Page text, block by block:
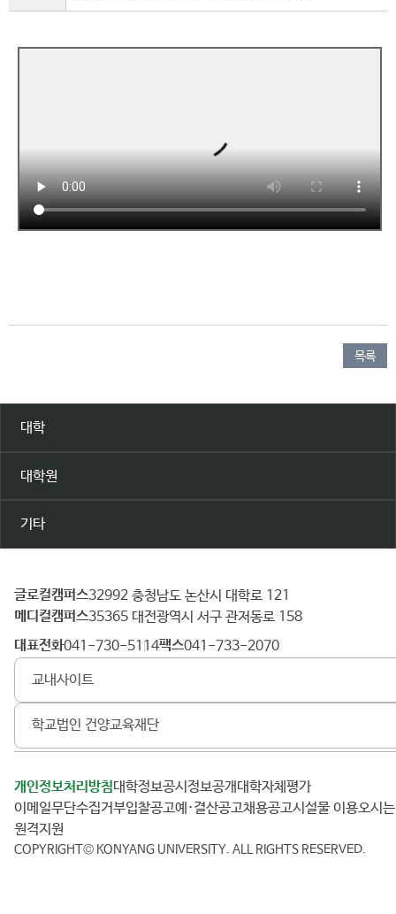
목록
대학
대학원
기타
건
양
대
학
글로컬캠퍼스 32992 충청남도 논산시 대학로 121
메디컬캠퍼스 35365 대전광역시 서구 관저동로 158
대표전화 041-730-5114 팩스 041-733-2070
교내사이트
학교법인 건양교육재단
개인정보처리방침 대학정보공시 정보공개
대학자체평가
이메일무단수집거부
입찰공고 예·결산공고 채용공고 시설물 이용
오시
원격지원
COPYRIGHT© KONYANG UNIVERSITY. ALL RIGHTS RESERVED.